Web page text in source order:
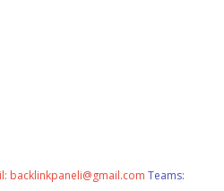
backlinkpaneli@gmail.com Teams: